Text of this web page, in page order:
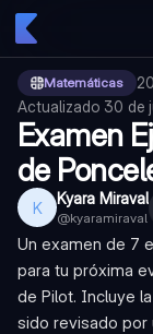
Matemáticas 20
Actualizado 30 de
Examen
de
K Kyara Miraval
@kyaramiraval
Un examen de 7
para tu próxima
de Pilot. Incluye
sido revisado por